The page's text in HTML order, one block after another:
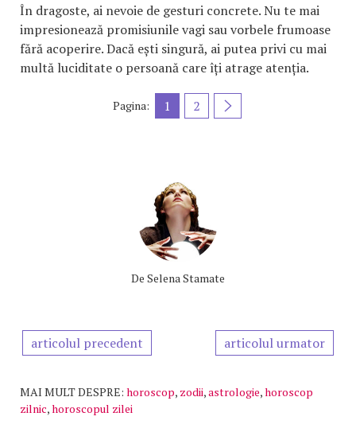
În dragoste, ai nevoie de gesturi concrete. Nu te mai
impresionează promisiunile vagi sau vorbele frumoase
fără acoperire. Dacă ești singură, ai putea privi cu mai
multă luciditate o persoană care îți atrage atenția.
Pagina: 1 2
De Selena Stamate
articolul precedent articolul urmator
MAI MULT DESPRE: horoscop, zodii,astrologie,horoscop
zilnic,horoscopul zilei